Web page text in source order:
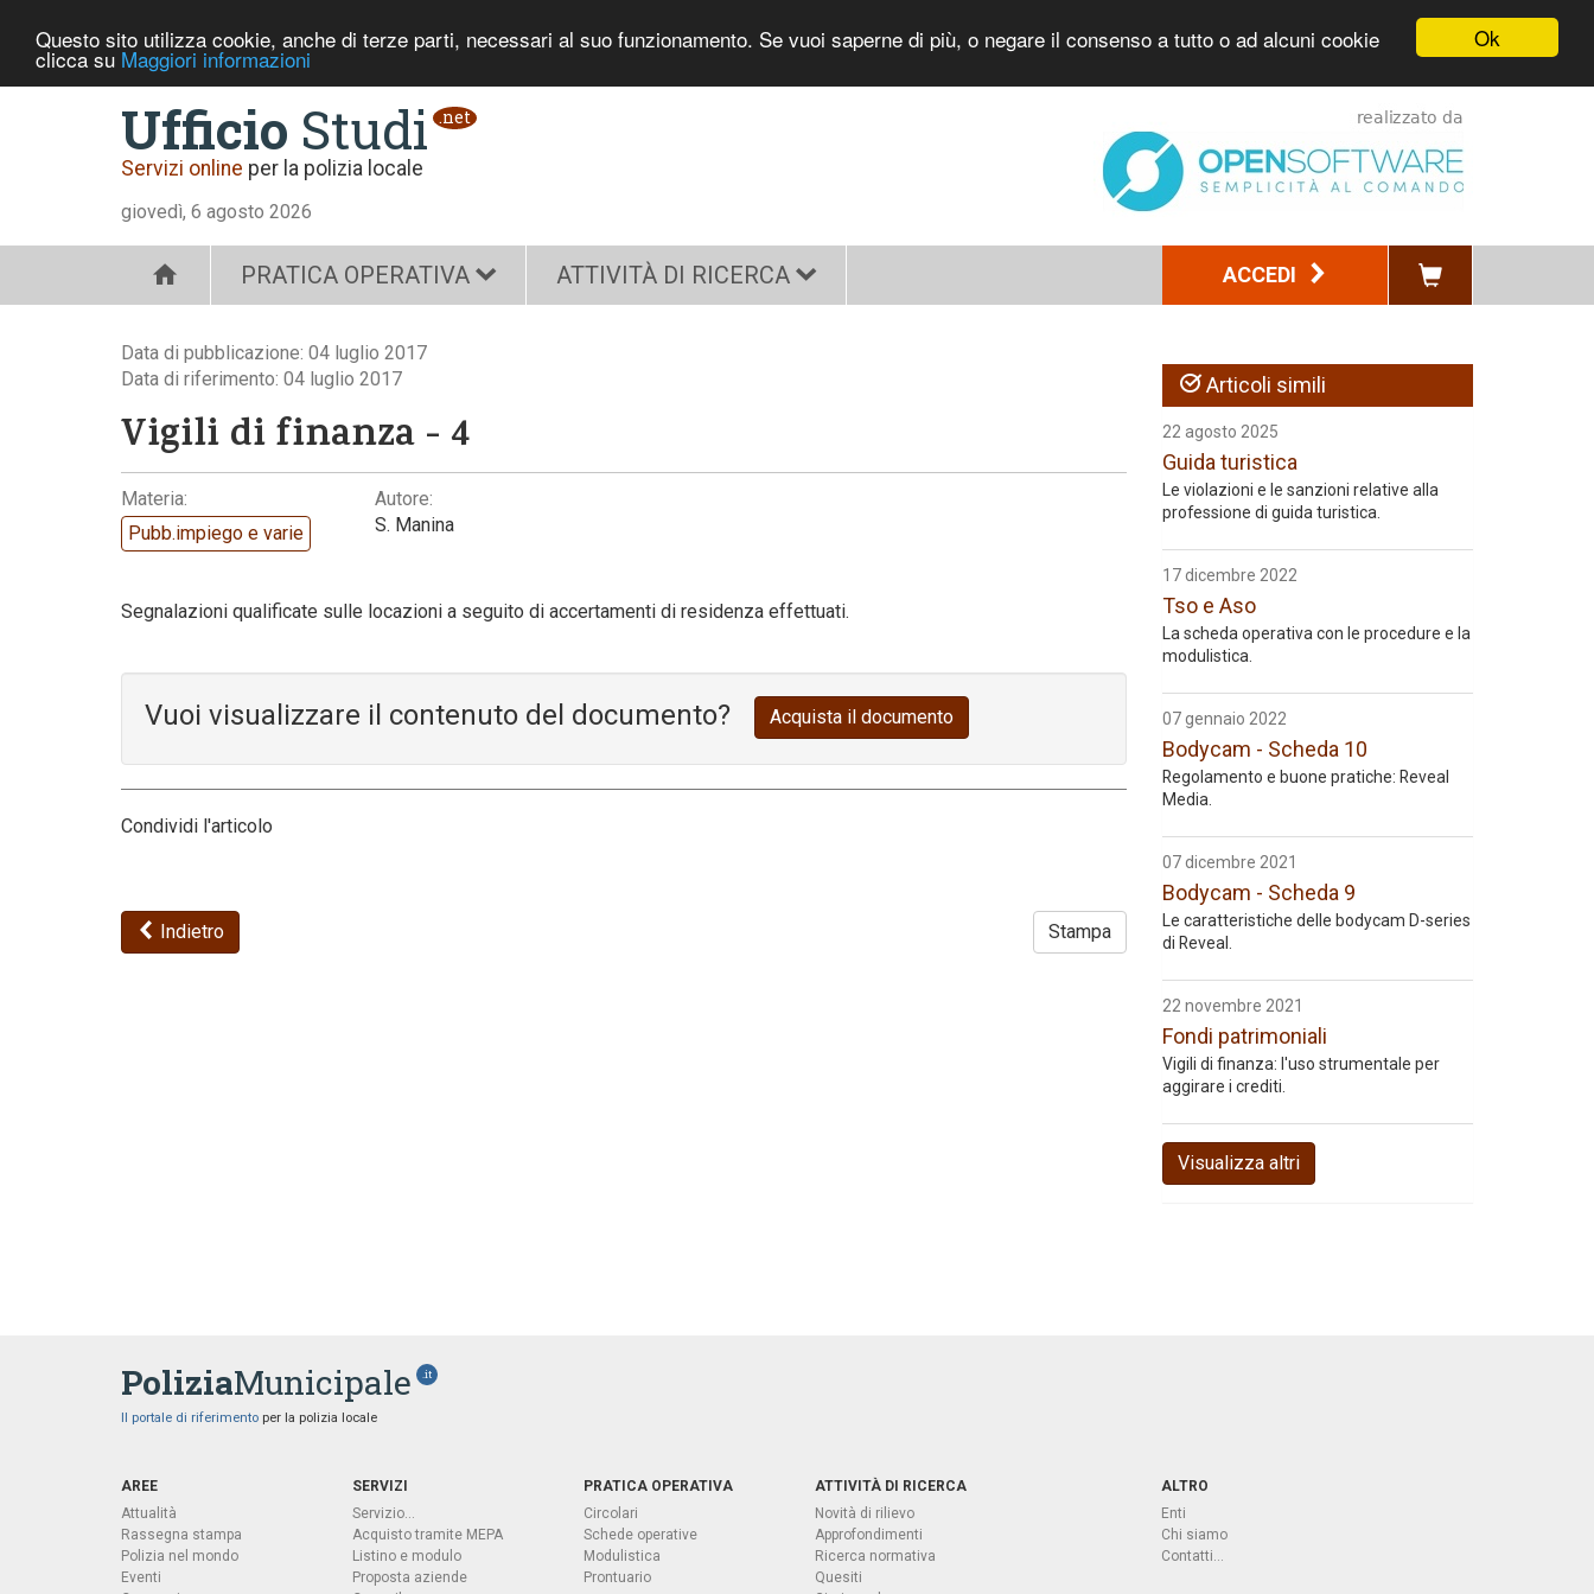
Ok
Questo sito utilizza cookie, anche di terze parti, necessari al suo funzionamento. Se vuoi saperne di più, o negare il consenso a tutto o ad alcuni cookie
clicca su Maggiori informazioni
Ufficio Studi .net
Servizi online per la polizia locale
giovedì, 6 agosto 2026
PRATICA OPERATIVA ATTIVITÀ DI RICERCA ACCEDI
Data di pubblicazione: 04 luglio 2017
Data di riferimento: 04 luglio 2017
Vigili di finanza - 4
Materia:
Pubb.impiego e varie
Autore:
S. Manina
Segnalazioni qualificate sulle locazioni a seguito di accertamenti di residenza effettuati.
Vuoi visualizzare il contenuto del documento? Acquista il documento
Condividi l'articolo
Indietro Stampa
Articoli simili
22 agosto 2025
Guida turistica
Le violazioni e le sanzioni relative alla
professione di guida turistica.
17 dicembre 2022
Tso e Aso
La scheda operativa con le procedure e la
modulistica.
07 gennaio 2022
Bodycam - Scheda 10
Regolamento e buone pratiche: Reveal
Media.
07 dicembre 2021
Bodycam - Scheda 9
Le caratteristiche delle bodycam D-series
di Reveal.
22 novembre 2021
Fondi patrimoniali
Vigili di finanza: l'uso strumentale per
aggirare i crediti.
Visualizza altri
PoliziaMunicipale .it
Il portale di riferimento per la polizia locale
AREE
Attualità
Rassegna stampa
Polizia nel mondo
Eventi
SERVIZI
Servizio...
Acquisto tramite MEPA
Listino e modulo
Proposta aziende
PRATICA OPERATIVA
Circolari
Schede operative
Modulistica
Prontuario
ATTIVITÀ DI RICERCA
Novità di rilievo
Approfondimenti
Ricerca normativa
Quesiti
ALTRO
Enti
Chi siamo
Contatti...